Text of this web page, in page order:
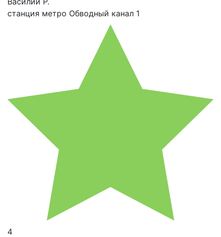
станция метро Обводный канал 1
4